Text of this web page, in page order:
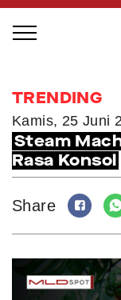
LOCAL
INSPIRING
INSPIRING
INSPIRING
INSPIRING
TRENDING
EVENTS
TRENDING
Kamis, 25 Juni
Steam
Rasa Konsol
Share